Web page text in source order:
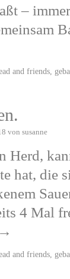
–
and friends
von susanne
Herd,
hat, die
4 Mal
→
and friends